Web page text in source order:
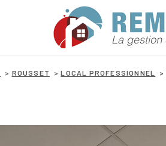
ROUSSET LOCAL PROFESSIONNEL